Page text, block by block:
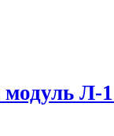
Л-